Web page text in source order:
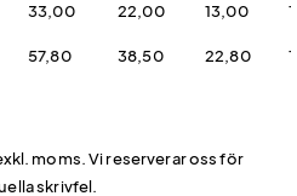
33,00 22,00 13,00
57,80 38,50 22,80
moms. Vi reserverar oss för
skrivfel.